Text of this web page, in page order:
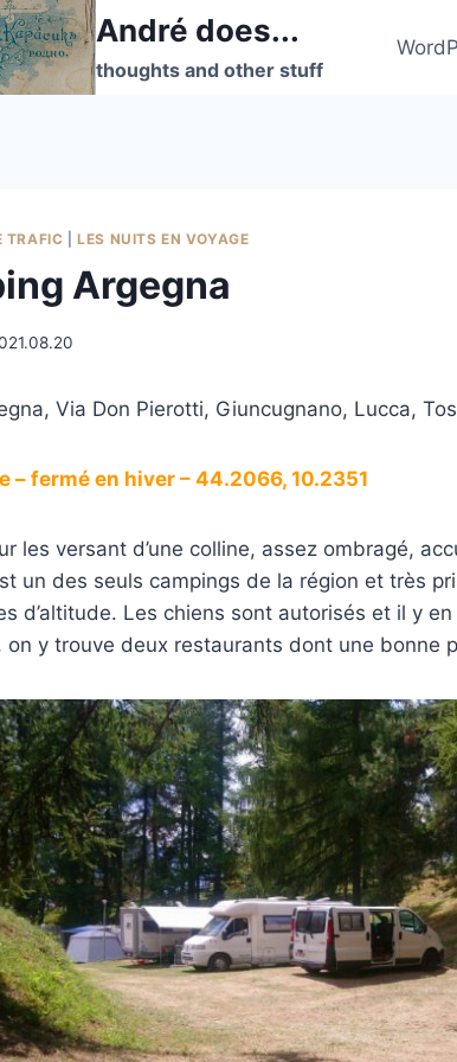
André does...
thoughts and other stuff
TRAFIC |LES NUITS EN VOYAGE
Argegna
Via Don Pierotti, Giuncugnano, Lucca,
– fermé en hiver – 44.2066, 10.2351
les versant d’une colline, assez ombragé,
un des seuls campings de la région et très
d’altitude. Les chiens sont autorisés et il y
on y trouve deux restaurants dont une bonne